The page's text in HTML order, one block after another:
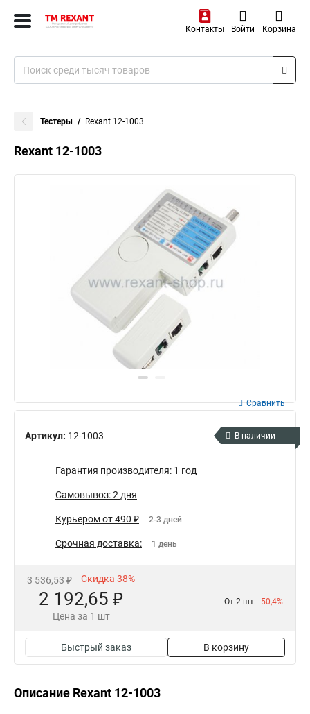
Контакты Войти Корзина
Тестеры Rexant 12-1003
Rexant 12-1003
Артикул: 12-1003
Сравнить
В наличии
Гарантия производителя: 1 год
Самовывоз: 2 дня
Курьером от 490 ₽ 2-3 дней
Срочная доставка: 1 день
3 536,53 ₽ Скидка 38%
2 192,65 ₽
Цена за 1 шт
От 2 шт: 50,4%
Быстрый заказ В корзину
Описание Rexant 12-1003